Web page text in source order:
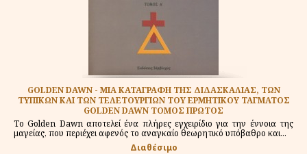
GOLDEN DAWN - MΙΑ ΚΑΤΑΓΡΑΦΗ ΤΗΣ ΔΙΔΑΣΚΑΛΙΑΣ, ΤΩΝ
ΤΥΠΙΚΩΝ ΚΑΙ ΤΩΝ ΤΕΛΕΤΟΥΡΓΙΩΝ ΤΟΥ ΕΡΜΗΤΙΚΟΥ ΤΑΓΜΑΤΟΣ
GOLDEN DAWN ΤΟΜΟΣ ΠΡΩΤΟΣ
Το Golden Dawn αποτελεί ένα πλήρες εγχειρίδιο για την έννοια της
μαγείας, που περιέχει αφενός το αναγκαίο θεωρητικό υπόβαθρο και...
Διαθέσιμο